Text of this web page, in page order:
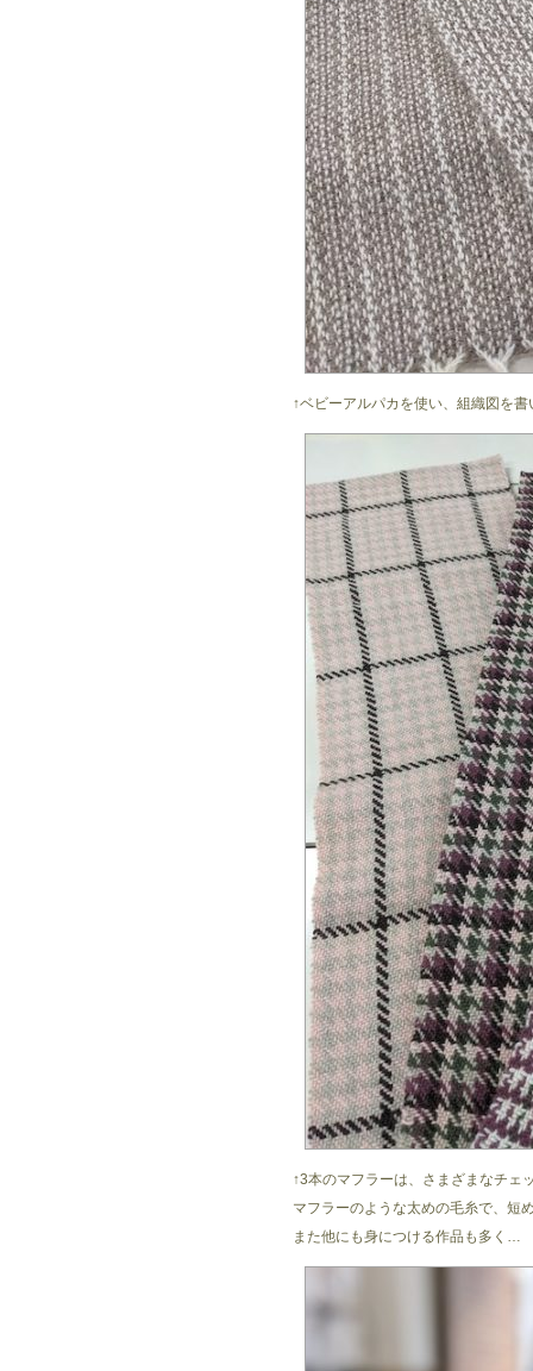
↑ベビーアルパカを使い、組織図を
↑3本のマフラーは、さまざまなチェ
マフラーのような太めの毛糸で、短
また他にも身につける作品も多く…